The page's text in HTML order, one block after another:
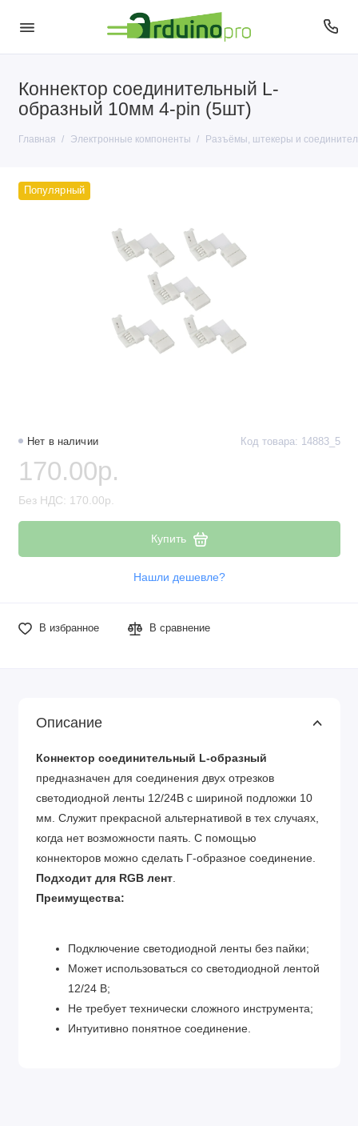
Коннектор соединительный L-
образный 10мм 4-pin (5шт)
Главная Электронные компоненты Разъёмы, штекеры и
Антенны
Кварцы
Кнопки и переключатели
Резисторы
Реле
Стабилизаторы питания
Транзисторы
Популярный
Нет в наличии Код товара: 14883_5
170.00р.
Без НДС: 170.00р.
Купить
Нашли дешевле?
В избранное В сравнение
Описание
Коннектор соединительный L-образный
предназначен для соединения двух отрезков
светодиодной ленты 12/24В с шириной подложки 10
мм. Служит прекрасной альтернативой в тех случаях,
когда нет возможности паять. С помощью
коннекторов можно сделать Г-образное соединение.
Подходит для RGB лент
Преимущества:
Подключение светодиодной ленты без пайки;
Может использоваться со светодиодной лентой
12/24 В;
Не требует технически сложного инструмента;
Интуитивно понятное соединение.